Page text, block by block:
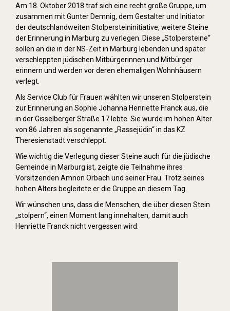
Am 18. Oktober 2018 traf sich eine recht große Gruppe, um
zusammen mit Gunter Demnig, dem Gestalter und Initiator
der deutschlandweiten Stolpersteininitiative, weitere Steine
der Erinnerung in Marburg zu verlegen. Diese „Stolpersteine“
sollen an die in der NS-Zeit in Marburg lebenden und später
verschleppten jüdischen Mitbürgerinnen und Mitbürger
erinnern und werden vor deren ehemaligen Wohnhäusern
verlegt.
Als Service Club für Frauen wählten wir unseren Stolperstein
zur Erinnerung an Sophie Johanna Henriette Franck aus, die
in der Gisselberger Straße 17 lebte. Sie wurde im hohen Alter
von 86 Jahren als sogenannte „Rassejüdin“ in das KZ
Theresienstadt verschleppt.
Wie wichtig die Verlegung dieser Steine auch für die jüdische
Gemeinde in Marburg ist, zeigte die Teilnahme ihres
Vorsitzenden Amnon Orbach und seiner Frau. Trotz seines
hohen Alters begleitete er die Gruppe an diesem Tag.
Wir wünschen uns, dass die Menschen, die über diesen Stein
„stolpern“, einen Moment lang innehalten, damit auch
Henriette Franck nicht vergessen wird.